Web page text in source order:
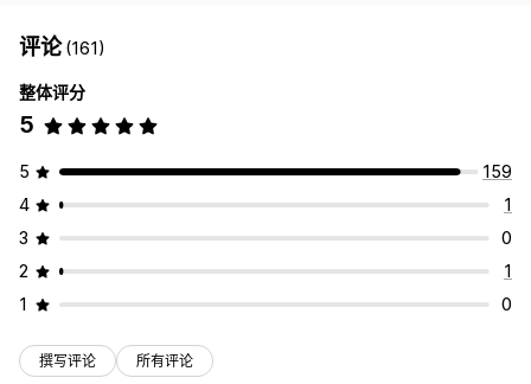
评论(161)
整体评分
5
5
159
4
1
3
0
2
1
1
0
撰写评论 所有评论